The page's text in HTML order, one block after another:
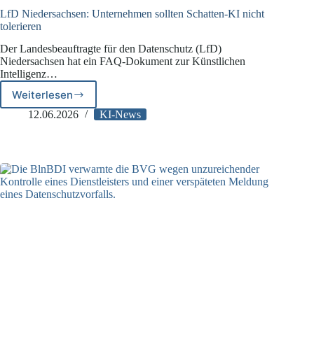
LfD Niedersachsen: Unternehmen sollten Schatten-KI nicht
tolerieren
Der Landesbeauftragte für den Datenschutz (LfD)
Niedersachsen hat ein FAQ-Dokument zur Künstlichen
Intelligenz…
Weiterlesen
LfD
Niedersachsen:
KI
nicht
tolerieren
12.06.2026 KI-News